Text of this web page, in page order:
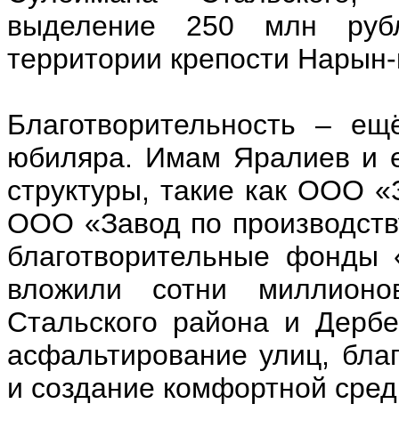
выделение 250 млн
территории крепости
Благотворительность –
юбиляра. Имам Яралиев и
структуры, такие как ООО
ООО «Завод по
благотворительные
вложили сотни
Стальского района и
асфальтирование улиц,
и создание комфортной